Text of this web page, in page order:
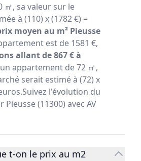
㎡, sa valeur sur le
à (110) x (1782 €) =
moyen au m² Pieusse
est de 1581 €,
allant de 867 € à
appartement de 72 ㎡,
serait estimé à (72) x
l'évolution du
(11300) avec AV
t-on le prix au m2